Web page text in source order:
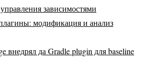
зависимостями
модификация и анализ
внедрял да Gradle plugin для baseline